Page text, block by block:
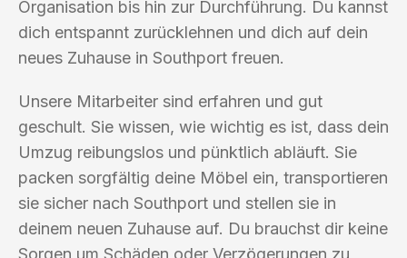
Organisation bis hin zur Durchführung. Du kannst
dich entspannt zurücklehnen und dich auf dein
neues Zuhause in Southport freuen.
Unsere Mitarbeiter sind erfahren und gut
geschult. Sie wissen, wie wichtig es ist, dass dein
Umzug reibungslos und pünktlich abläuft. Sie
packen sorgfältig deine Möbel ein, transportieren
sie sicher nach Southport und stellen sie in
deinem neuen Zuhause auf. Du brauchst dir keine
Sorgen um Schäden oder Verzögerungen zu